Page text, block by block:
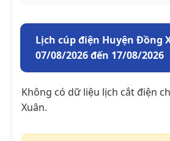
Lịch cúp điện Huyện Đồng
07/08/2026 đến 17/08/2026
Không có dữ liệu lịch cắt điện
Xuân.